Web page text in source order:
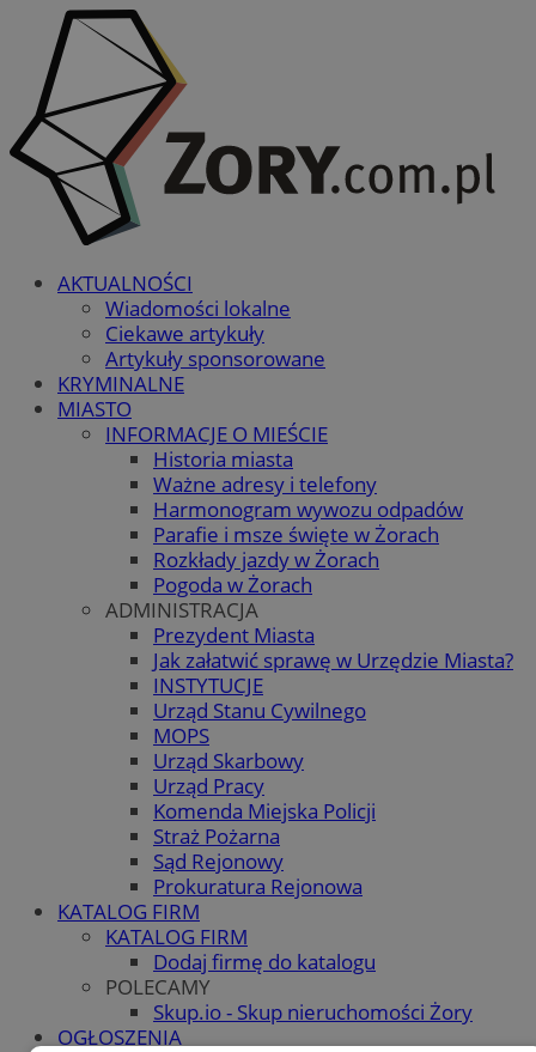
AKTUALNOŚCI
Wiadomości lokalne
Ciekawe artykuły
Artykuły sponsorowane
KRYMINALNE
MIASTO
INFORMACJE O MIEŚCIE
Historia miasta
Ważne adresy i telefony
Harmonogram wywozu odpadów
Parafie i msze święte w Żorach
Rozkłady jazdy w Żorach
Pogoda w Żorach
ADMINISTRACJA
Prezydent Miasta
Jak załatwić sprawę w Urzędzie Miasta?
INSTYTUCJE
Urząd Stanu Cywilnego
MOPS
Urząd Skarbowy
Urząd Pracy
Komenda Miejska Policji
Straż Pożarna
Sąd Rejonowy
Prokuratura Rejonowa
KATALOG FIRM
KATALOG FIRM
Dodaj firmę do katalogu
POLECAMY
Skup.io - Skup nieruchomości Żory
OGŁOSZENIA